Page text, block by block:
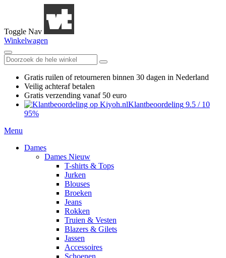
Toggle Nav
Winkelwagen
Gratis ruilen of retourneren binnen 30 dagen in Nederland
Veilig achteraf betalen
Gratis verzending vanaf 50 euro
Klantbeoordeling 9.5 / 10
95%
Menu
Dames
Dames Nieuw
T-shirts & Tops
Jurken
Blouses
Broeken
Jeans
Rokken
Truien & Vesten
Blazers & Gilets
Jassen
Accessoires
Schoenen